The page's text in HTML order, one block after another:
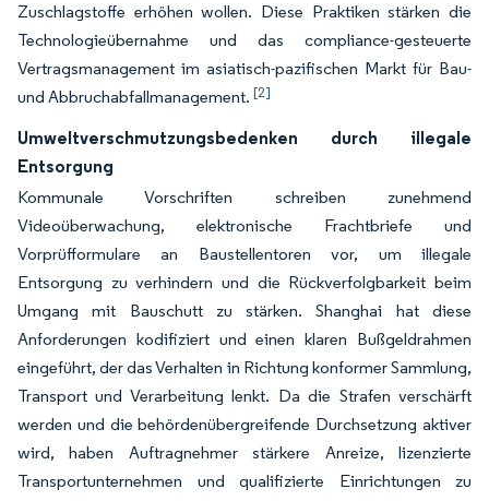
Zuschlagstoffe erhöhen wollen. Diese Praktiken stärken die
Technologieübernahme und das compliance-gesteuerte
Vertragsmanagement im asiatisch-pazifischen Markt für Bau-
und Abbruchabfallmanagement. [2]
Umweltverschmutzungsbedenken durch illegale
Entsorgung
Kommunale Vorschriften schreiben zunehmend
Videoüberwachung, elektronische Frachtbriefe und
Vorprüfformulare an Baustellentoren vor, um illegale
Entsorgung zu verhindern und die Rückverfolgbarkeit beim
Umgang mit Bauschutt zu stärken. Shanghai hat diese
Anforderungen kodifiziert und einen klaren Bußgeldrahmen
eingeführt, der das Verhalten in Richtung konformer Sammlung,
Transport und Verarbeitung lenkt. Da die Strafen verschärft
werden und die behördenübergreifende Durchsetzung aktiver
wird, haben Auftragnehmer stärkere Anreize, lizenzierte
Transportunternehmen und qualifizierte Einrichtungen zu